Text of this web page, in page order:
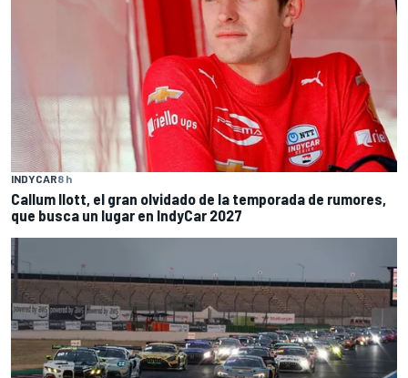
INDYCAR8 h
Callum Ilott, el gran olvidado de la temporada de rumores,
que busca un lugar en IndyCar 2027